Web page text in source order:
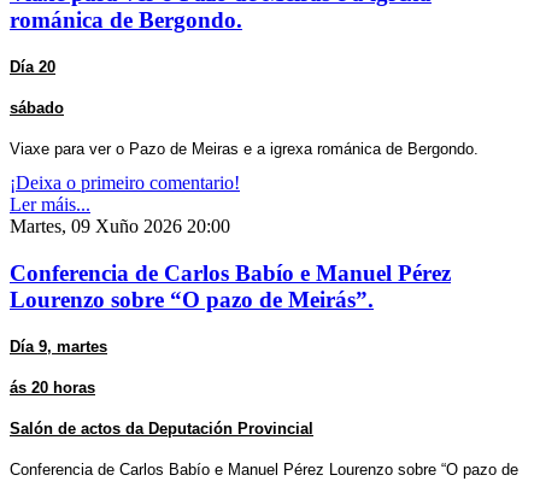
románica de Bergondo.
Día 20
sábado
Viaxe para ver o Pazo de Meiras e a igrexa románica de Bergondo.
¡Deixa o primeiro comentario!
Ler máis...
Martes, 09 Xuño 2026 20:00
Conferencia de Carlos Babío e Manuel Pérez
Lourenzo sobre “O pazo de Meirás”.
Día 9, martes
ás 20 horas
Salón de actos da Deputación Provincial
Conferencia de Carlos Babío e Manuel Pérez Lourenzo sobre “O pazo de